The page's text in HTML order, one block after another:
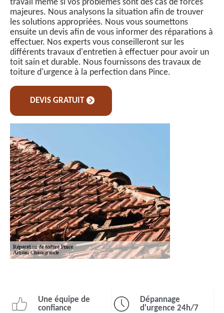
travail même si vos problèmes sont des cas de forces
majeures. Nous analysons la situation afin de trouver
les solutions appropriées. Nous vous soumettons
ensuite un devis afin de vous informer des réparations à
effectuer. Nos experts vous conseilleront sur les
différents travaux d'entretien à effectuer pour avoir un
toit sain et durable. Nous fournissons des travaux de
toiture d'urgence à la perfection dans Pince.
DEVIS GRATUIT
Une équipe de
confiance
Dépannage
d'urgence 24h/7